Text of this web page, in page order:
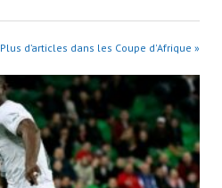
Plus d’articles dans les Coupe d'Afrique »